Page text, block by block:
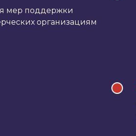
мер поддержки
организациям